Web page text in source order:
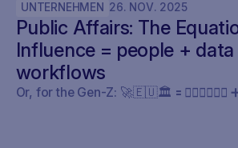
sondern ein politisches.
UNTERNEHMEN 26. NOV. 2025
Public Affairs: The
Influence = people + data
workflows
Or, for the Gen-Z: 🚀🇪🇺🏛️ 🟰 🧍🏼‍♀️🧍🏽‍♂️